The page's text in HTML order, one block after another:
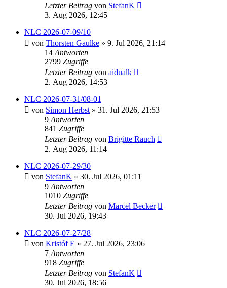
Letzter Beitrag von StefanK
3. Aug 2026, 12:45
NLC 2026-07-09/10
von Thorsten Gaulke » 9. Jul 2026, 21:14
14 Antworten
2799 Zugriffe
Letzter Beitrag von aidualk
2. Aug 2026, 14:53
NLC 2026-07-31/08-01
von Simon Herbst » 31. Jul 2026, 21:53
9 Antworten
841 Zugriffe
Letzter Beitrag von Brigitte Rauch
2. Aug 2026, 11:14
NLC 2026-07-29/30
von StefanK » 30. Jul 2026, 01:11
9 Antworten
1010 Zugriffe
Letzter Beitrag von Marcel Becker
30. Jul 2026, 19:43
NLC 2026-07-27/28
von Kristóf E » 27. Jul 2026, 23:06
7 Antworten
918 Zugriffe
Letzter Beitrag von StefanK
30. Jul 2026, 18:56